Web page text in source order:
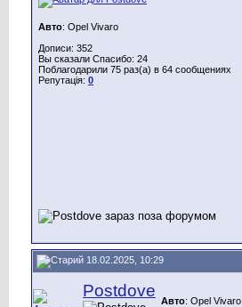
Авто: Opel Vivaro
Дописи: 352
Вы сказали Спасибо: 24
Поблагодарили 75 раз(а) в 64 сообщениях
Репутація: 0
18.02.2025, 10:29
Postdove
Авто: Opel Vivaro